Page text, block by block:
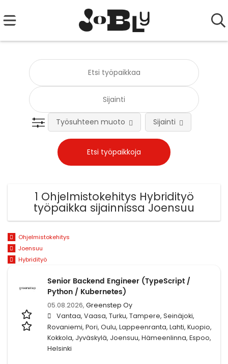
Työsuhteen muoto Sijainti
1 Ohjelmistokehitys Hybridityö
työpaikka sijainnissa Joensuu
Ohjelmistokehitys
Joensuu
Hybridityö
Senior Backend Engineer (TypeScript /
Python / Kubernetes)
05.08.2026, Greenstep Oy
Vantaa, Vaasa, Turku, Tampere, Seinäjoki,
Rovaniemi, Pori, Oulu, Lappeenranta, Lahti, Kuopio,
Kokkola, Jyväskylä, Joensuu, Hämeenlinna, Espoo,
Helsinki